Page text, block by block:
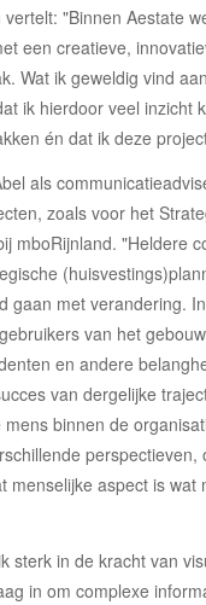
"Binnen Aestate
een creatieve,
Wat ik geweldig vind
ik hierdoor veel inzicht
én dat ik deze
als
zoals voor het
mboRijnland. "Heldere
gaan met verandering.
van het
en andere
van dergelijke
binnen de
perspectieven,
menselijke aspect is wat
sterk in de kracht van
in om complexe